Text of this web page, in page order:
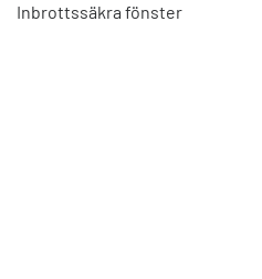
Inbrottssäkra fönster